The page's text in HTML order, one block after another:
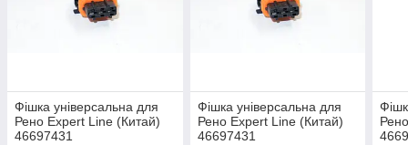
Фішка універсальна для
Рено Expert Line (Китай)
46697431
Фішка універсальна для
Рено Expert Line (Китай)
46697431